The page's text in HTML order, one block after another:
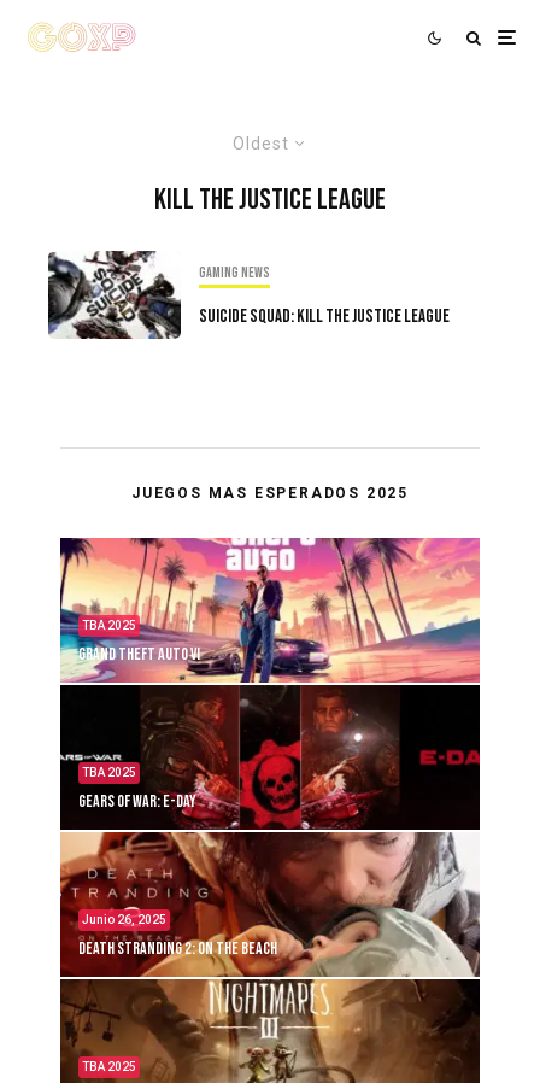
Oldest
Kill The Justice League
Gaming news
Suicide Squad: Kill The Justice League
JUEGOS MAS ESPERADOS 2025
TBA 2025
Grand Theft Auto VI
TBA 2025
Gears of War: E-Day
Junio 26, 2025
Death Stranding 2: On the Beach
TBA 2025